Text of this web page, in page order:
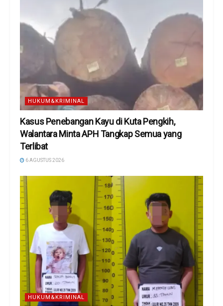
HUKUM&KRIMINAL
Kasus Penebangan Kayu di Kuta Pengkih,
Walantara Minta APH Tangkap Semua yang
Terlibat
6 AGUSTUS 2026
HUKUM&KRIMINAL